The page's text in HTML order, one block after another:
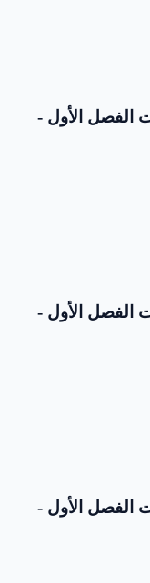
الفصل الأول -
الفصل الأول -
الفصل الأول -